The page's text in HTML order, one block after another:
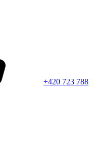
+420 723 788